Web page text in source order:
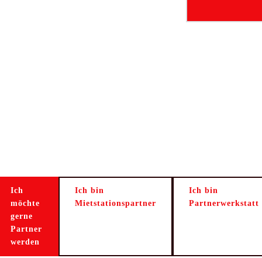
Ich
möchte
gerne
Partner
werden
Ich bin
Mietstationspartner
Ich bin
Partnerwerkstatt